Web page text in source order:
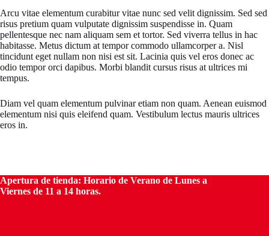
Arcu vitae elementum curabitur vitae nunc sed velit dignissim. Sed sed
risus pretium quam vulputate dignissim suspendisse in. Quam
pellentesque nec nam aliquam sem et tortor. Sed viverra tellus in hac
habitasse. Metus dictum at tempor commodo ullamcorper a. Nisl
tincidunt eget nullam non nisi est sit. Lacinia quis vel eros donec ac
odio tempor orci dapibus. Morbi blandit cursus risus at ultrices mi
tempus.
Diam vel quam elementum pulvinar etiam non quam. Aenean euismod
elementum nisi quis eleifend quam. Vestibulum lectus mauris ultrices
eros in.
Apertura de tienda: Horario de Verano de Lunes a
Viernes de 11 a 14 horas.